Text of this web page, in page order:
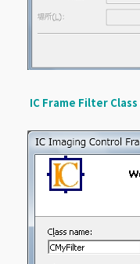
IC Frame Filter Class